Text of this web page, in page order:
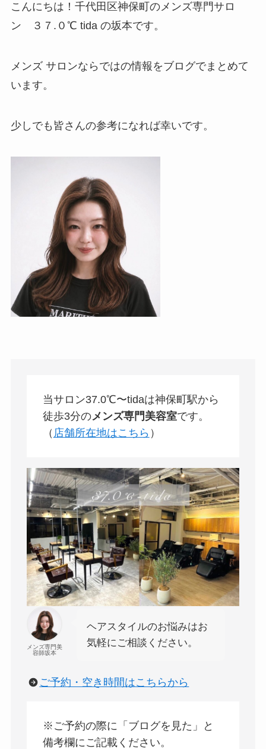
こんにちは！千代田区神保町のメンズ専門サロ
ン ３７.０℃ tida の坂本です。
メンズ サロンならではの情報をブログでまとめて
います。
少しでも皆さんの参考になれば幸いです。
当サロン37.0℃〜tidaは神保町駅から
徒歩3分のメンズ専門美容室です。
（ 店舗所在地はこちら ）
メンズ専門美
容師坂本
ヘアスタイルのお悩みはお
気軽にご相談ください。
ご予約・空き時間はこちらから
※ご予約の際に「ブログを見た」と
備考欄にご記載ください。